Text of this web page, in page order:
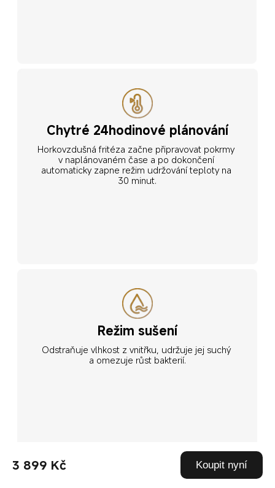
3 899 Kč Koupit nyní
Chytré 24hodinové plánování
Horkovzdušná fritéza začne připravovat pokrmy
v naplánovaném čase a po dokončení
automaticky zapne režim udržování teploty na
30 minut.
Režim sušení
Odstraňuje vlhkost z vnitřku, udržuje jej suchý
a omezuje růst bakterií.